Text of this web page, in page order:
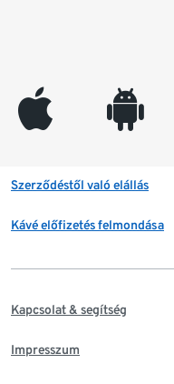
appleinc android
Szerződéstől való elállás
Kávé előfizetés felmondása
Kapcsolat & segítség
Impresszum